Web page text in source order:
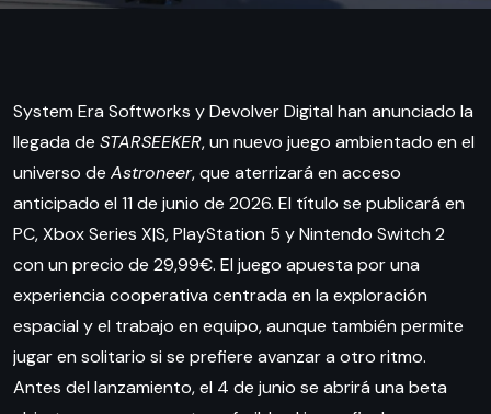
System Era Softworks y Devolver Digital han anunciado la
llegada de STARSEEKER, un nuevo juego ambientado en el
universo de Astroneer, que aterrizará en acceso
anticipado el 11 de junio de 2026. El título se publicará en
PC, Xbox Series X|S, PlayStation 5 y Nintendo Switch 2
con un precio de 29,99€. El juego apuesta por una
experiencia cooperativa centrada en la exploración
espacial y el trabajo en equipo, aunque también permite
jugar en solitario si se prefiere avanzar a otro ritmo.
Antes del lanzamiento, el 4 de junio se abrirá una beta